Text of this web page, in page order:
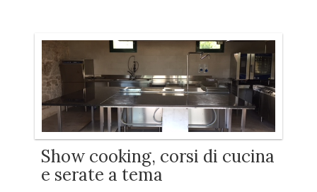
Show cooking, corsi di cucina
e serate a tema